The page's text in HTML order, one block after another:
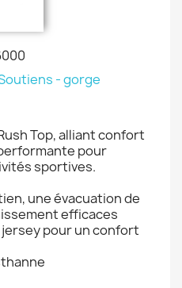
- gorge
Top, alliant confort
pour
sportives.
une évacuation de
efficaces
jersey pour un confort